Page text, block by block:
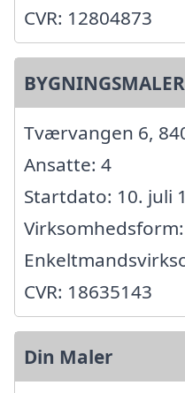
CVR: 12804873
Tværvangen 6,
Ansatte: 4
Startdato: 10. juli
Virksomhedsform:
CVR: 18635143
Din Maler